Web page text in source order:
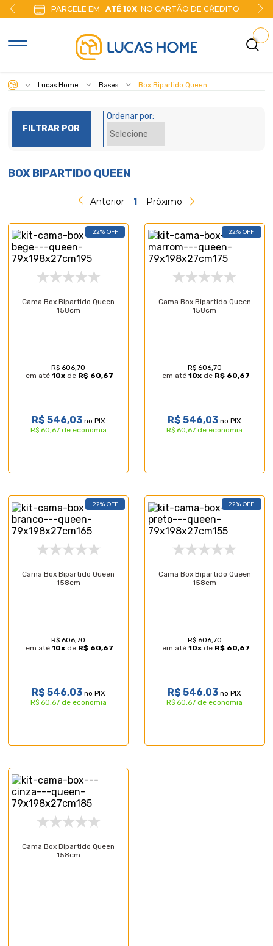
PARCELE EM ATÉ 10X NO CARTÃO DE CŔEDITO
Lucas Home Bases Box Bipartido Queen
FILTRAR POR
Ordenar por:
BOX BIPARTIDO QUEEN
Anterior 1 Próximo
22% OFF
Cama Box Bipartido Queen
158cm
R$ 606,70
em até10x de R$ 60,67
R$ 546,03no PIX
R$ 60,67 de economia
22% OFF
Cama Box Bipartido Queen
158cm
R$ 606,70
em até 10xde R$ 60,67
R$ 546,03 no PIX
R$ 60,67 de economia
22% OFF
Cama Box Bipartido Queen
158cm
R$ 606,70
em até10x de R$ 60,67
R$ 546,03no PIX
R$ 60,67 de economia
22% OFF
Cama Box Bipartido Queen
158cm
R$ 606,70
em até 10xde R$ 60,67
R$ 546,03 no PIX
R$ 60,67 de economia
Cama Box Bipartido Queen
158cm